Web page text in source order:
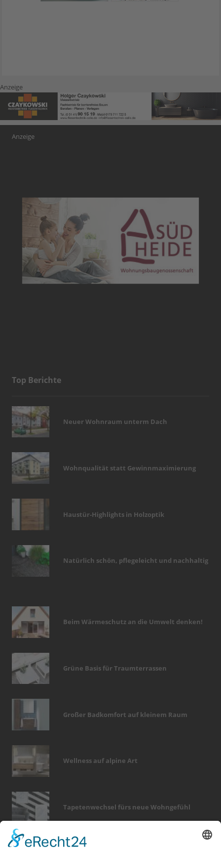
Anzeige
Anzeige
Top Berichte
Neuer Wohnraum unterm Dach
Wohnqualität statt Gewinnmaximierung
Haustür-Highlights in Holzoptik
Natürlich schön, pflegeleicht und nachhaltig
Beim Wärmeschutz an die Umwelt denken!
Grüne Basis für Traumterrassen
Großer Badkomfort auf kleinem Raum
Wellness auf alpine Art
Tapetenwechsel fürs neue Wohngefühl